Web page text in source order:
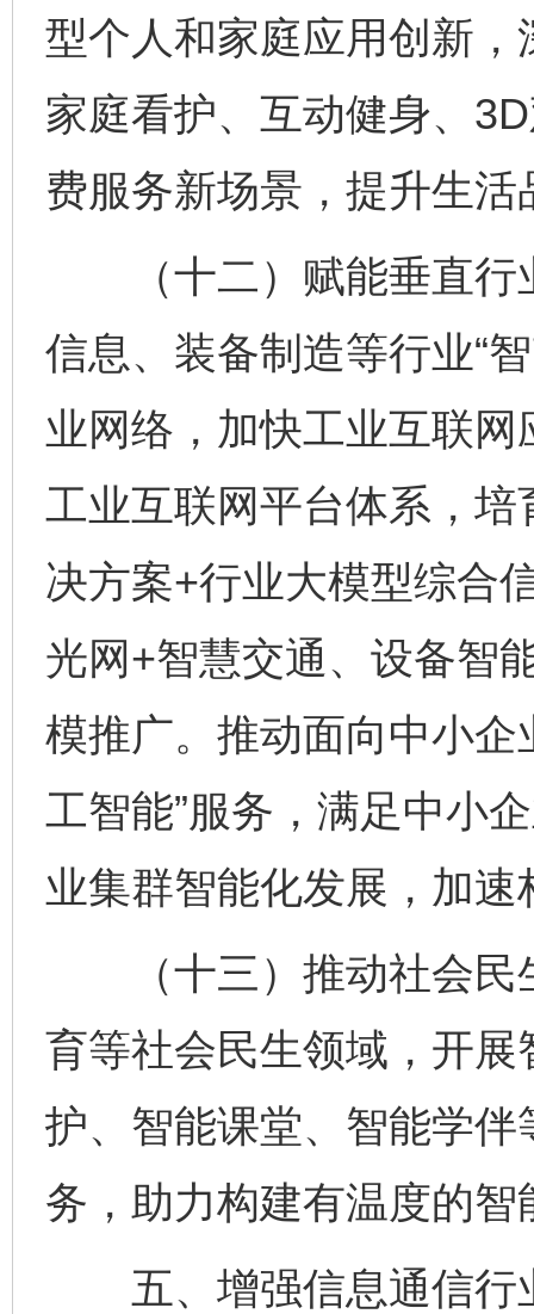
型个人和家庭应用创新
家庭看护、互动健身、
费服务新场景，提升生活
（十二）赋能垂直行
信息、装备制造等行业“
业网络，加快工业互联
工业互联网平台体系，
决方案+行业大模型综合
光网+智慧交通、设备智
模推广。推动面向中小企
工智能”服务，满足中小
业集群智能化发展，加速
（十三）推动社会民
育等社会民生领域，开
护、智能课堂、智能学
务，助力构建有温度的智
五、增强信息通信行